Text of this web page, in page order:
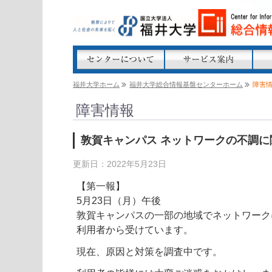
福井大学ホーム 福井大学総合情報基盤センターホーム 障害
障害情報
敦賀キャンパス ネットワークの不調
更新日：2022年5月23日
【第一報】
5月23日（月）午後
敦賀キャンパスの一部の地域でネットワー
利用者から受けています。
現在、原因と対策を調査中です。